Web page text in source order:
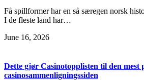
Få spillformer har en så særegen norsk
I de fleste land har…
June 16, 2026
Dette gjør Casinotopplisten til den mest
casinosammenligningssiden